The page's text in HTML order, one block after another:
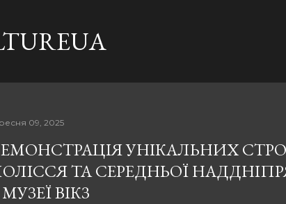
09, 2025
УНІКАЛЬНИХ
ТА СЕРЕДНЬОЇ
ВІКЗ